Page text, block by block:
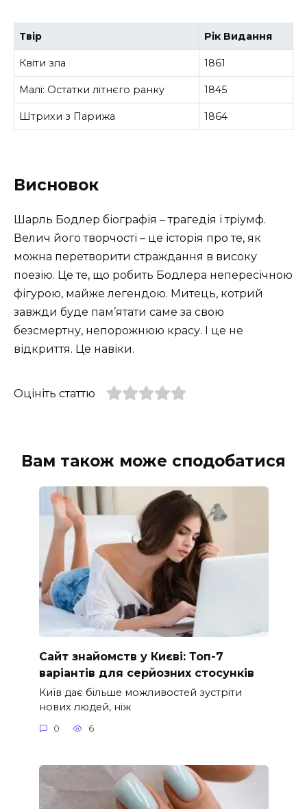
Твір Рік Видання
Квіти зла 1861
Малі: Остатки літнєго ранку 1845
Штрихи з Парижа 1864
Висновок
Шарль Бодлер біографія – трагедія і тріумф.
Велич його творчості – це історія про те, як
можна перетворити страждання в високу
поезію. Це те, що робить Бодлера непересічною
фігурою, майже легендою. Митець, котрий
завжди буде пам’ятати саме за свою
безсмертну, непорожнюю красу. І це не
відкриття. Це навіки.
Оцініть статтю
Вам також може сподобатися
Сайт знайомств у Києві: Топ-7
варіантів для серйозних стосунків
Київ дає більше можливостей зустріти
нових людей, ніж
0 6